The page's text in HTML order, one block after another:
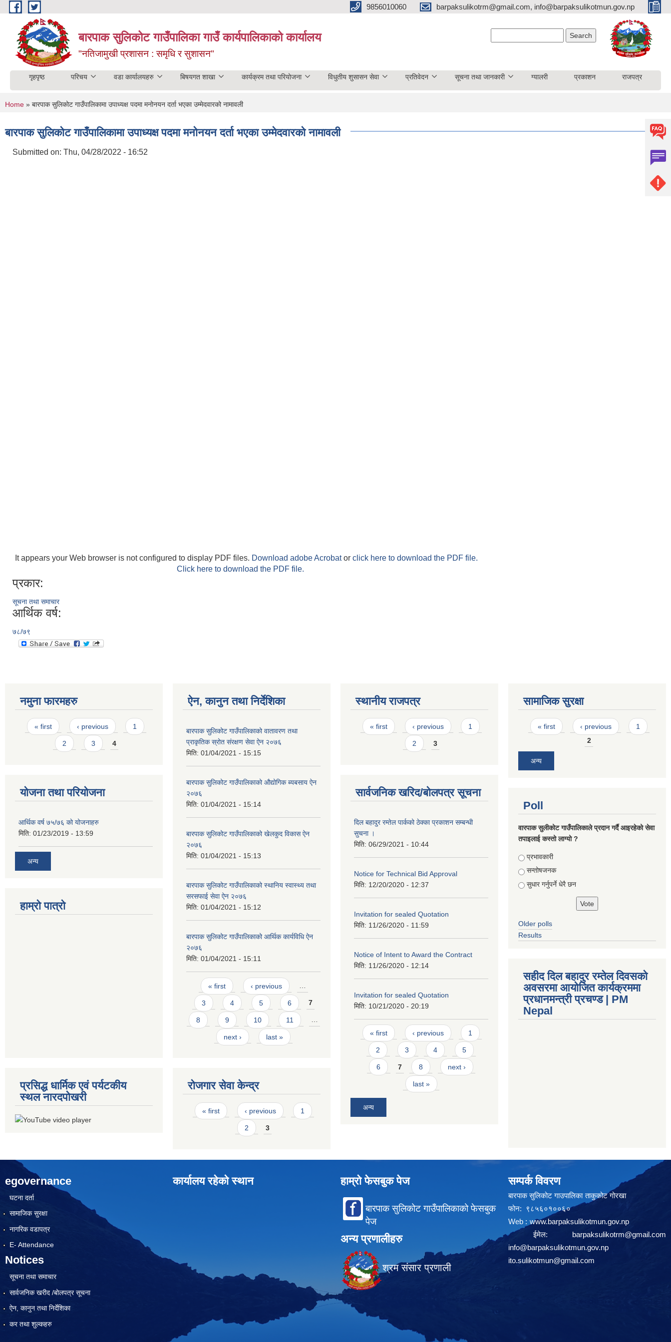
Skip to main content 9856010060 barpaksulikotrm@gmail.com, info@barpaksulikotmun.gov.np
बारपाक सुलिकोट गाउँपालिका गाउँ कार्यपालिकाको कार्यालय
"नतिजामुखी प्रशासन : समृधि र सुशासन"
गृहपृष्ठ परिचय वडा कार्यालयहरु बिषयगत शाखा कार्यक्रम तथा परियोजना विधुतीय शुसासन सेवा प्रतिवेदन सूचना तथा जानकारी ग्यालरी प्रकाशन राजपत्र
You are here
Home » बारपाक सुलिकोट गाउँपालिकामा उपाध्यक्ष पदमा मनोनयन दर्ता भएका उम्मेदवारको नामावली
बारपाक सुलिकोट गाउँपालिकामा उपाध्यक्ष पदमा मनोनयन दर्ता भएका उम्मेदवारको नामावली
Submitted on: Thu, 04/28/2022 - 16:52
It appears your Web browser is not configured to display PDF files. Download adobe Acrobator click here to download the PDF file.
Click here to download the PDF file.
प्रकार:
सूचना तथा समाचार
आर्थिक वर्ष:
७८/७९
नमुना फारमहरु
Pages
« first ‹ previous 1
2 3 4
योजना तथा परियोजना
आर्थिक वर्ष ७५/७६ को योजनाहरु
मिति: 01/23/2019 - 13:59
अन्य
हाम्रो पात्रो
प्रसिद्ध धार्मिक एवं पर्यटकीय
स्थल नारदपोखरी
ऐन, कानुन तथा निर्देशिका
बारपाक सुलिकोट गाउँपालिकाको वातावरण तथा
प्राकृतिक स्रोत संरक्षण सेवा ऐन २०७६
मिति: 01/04/2021 - 15:15
बारपाक सुलिकोट गाउँपालिकाको औद्योगिक ब्यबसाय ऐन
२०७६
मिति: 01/04/2021 - 15:14
बारपाक सुलिकोट गाउँपालिकाको खेलकुद विकास ऐन
२०७६
मिति: 01/04/2021 - 15:13
बारपाक सुलिकोट गाउँपालिकाको स्थानिय स्वास्थ्य तथा
सरसफाई सेवा ऐन २०७६
मिति: 01/04/2021 - 15:12
बारपाक सुलिकोट गाउँपालिकाको आर्थिक कार्यविधि ऐन
२०७६
मिति: 01/04/2021 - 15:11
Pages
« first ‹ previous …
3 4 5 6 7
8 9 10 11 …
next › last »
रोजगार सेवा केन्द्र
Pages
« first ‹ previous 1
2 3
स्थानीय राजपत्र
Pages
« first ‹ previous 1
2 3
सार्वजनिक खरिद/बोलपत्र सूचना
दिल बहादुर रम्तेल पार्कको ठेक्का प्रकाशन सम्बन्धी
सुचना ।
मिति: 06/29/2021 - 10:44
Notice for Technical Bid Approval
मिति: 12/20/2020 - 12:37
Invitation for sealed Quotation
मिति: 11/26/2020 - 11:59
Notice of Intent to Award the Contract
मिति: 11/26/2020 - 12:14
Invitation for sealed Quotation
मिति: 10/21/2020 - 20:19
Pages
« first ‹ previous 1
2 3 4 5
6 7 8 next ›
last »
अन्य
सामाजिक सुरक्षा
Pages
« first ‹ previous
1
2
अन्य
Poll
वारपाक सुलीकोट गाउँपालिकाले प्रदान गर्दै आइरहेको सेवा
तपाइलाई कस्तो लाग्यो ?
Choices
प्रभावकारी
सन्तोषजनक
सुधार गर्नुपर्ने धेरै छन
Older polls
Results
सहीद दिल बहादुर रम्तेल दिवसको
अवसरमा आयोजित कार्यक्रममा
प्रधानमन्त्री प्रचण्ड | PM
Nepal
egovernance
घटना दर्ता
सामाजिक सुरक्षा
नागरिक वडापत्र
E- Attendance
Notices
सूचना तथा समाचार
सार्वजनिक खरीद /बोलपत्र सूचना
ऐन, कानुन तथा निर्देशिका
कर तथा शुल्कहरु
कार्यालय रहेको स्थान हाम्रो फेसबुक पेज
बारपाक सुलिकोट गाउँपालिकाको फेसबुक
पेज
अन्य प्रणालीहरु
श्रम संसार प्रणाली
सम्पर्क विवरण
बारपाक सुलिकोट गाउपालिका ताकुकोट गोरखा
फोन: ९८५६०१००६०
Web : www.barpaksulikotmun.gov.np
ईमेल: barpaksulikotrm@gmail.com
info@barpaksulikotmun.gov.np
ito.sulikotmun@gmail.com